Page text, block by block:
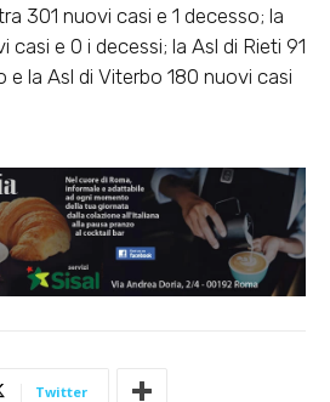
301 nuovi casi e 1 decesso; la
casi e 0 i decessi; la Asl di Rieti 91
e la Asl di Viterbo 180 nuovi casi
Twitter